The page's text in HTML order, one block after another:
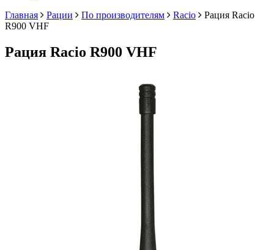
Главная
Рации По производителям Racio
Рация Racio
R900 VHF
Рация Racio R900 VHF